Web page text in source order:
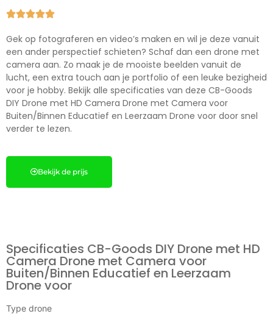

Gek op fotograferen en video’s maken en wil je deze vanuit
een ander perspectief schieten? Schaf dan een drone met
camera aan. Zo maak je de mooiste beelden vanuit de
lucht, een extra touch aan je portfolio of een leuke bezigheid
voor je hobby. Bekijk alle specificaties van deze CB-Goods
DIY Drone met HD Camera Drone met Camera voor
Buiten/Binnen Educatief en Leerzaam Drone voor door snel
verder te lezen.
Bekijk de prijs
Specificaties CB-Goods DIY Drone met HD
Camera Drone met Camera voor
Buiten/Binnen Educatief en Leerzaam
Drone voor
Type drone